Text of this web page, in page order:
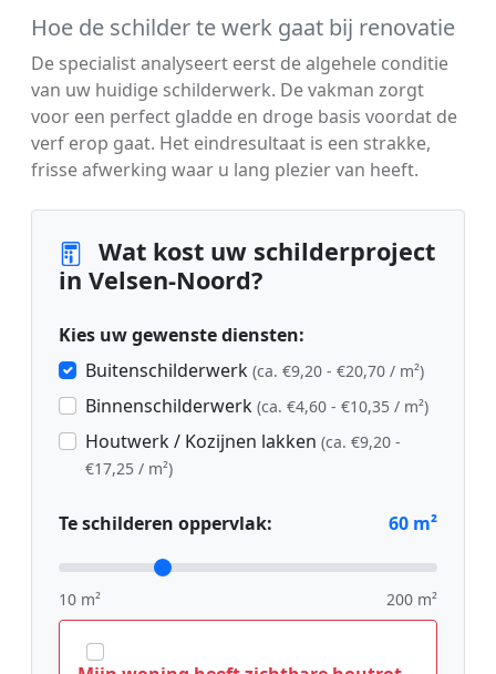
Hoe de schilder te werk gaat bij renovatie
De specialist analyseert eerst de algehele conditie
van uw huidige schilderwerk. De vakman zorgt
voor een perfect gladde en droge basis voordat de
verf erop gaat. Het eindresultaat is een strakke,
frisse afwerking waar u lang plezier van heeft.
Wat kost uw schilderproject
in Velsen-Noord?
Kies uw gewenste diensten:
Buitenschilderwerk (ca. €9,20 - €20,70 / m²)
Binnenschilderwerk (ca. €4,60 - €10,35 / m²)
Houtwerk / Kozijnen lakken (ca. €9,20 -
€17,25 / m²)
Te schilderen oppervlak: 60 m²
10 m² 200 m²